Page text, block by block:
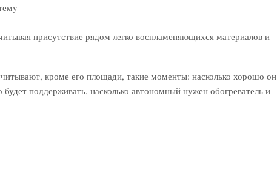
присутствие рядом легко воспламеняющихся материалов и
кроме его площади, такие моменты: насколько хорошо он
поддерживать, насколько автономный нужен обогреватель и